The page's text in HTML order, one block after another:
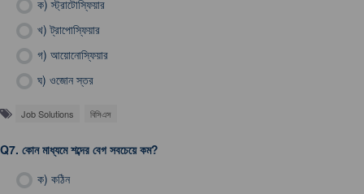
ক) স্ট্রাটোস্ফিয়ার
খ) ট্রাপোস্ফিয়ার
গ) আয়োনোস্ফিয়ার
ঘ) ওজোন স্তর
Job Solutions বিসিএস
Q7. কোন মাধ্যমে শব্দের বেগ সবচেয়ে কম?
ক) কঠিন